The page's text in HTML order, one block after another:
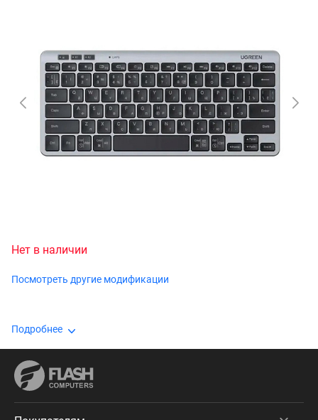
Нет в наличии
Посмотреть другие модификации
Подробнее